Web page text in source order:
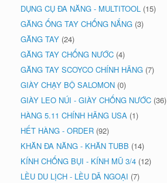
DỤNG CỤ ĐA NĂNG - MULTITOOL (15)
GĂNG ỐNG TAY CHỐNG NẮNG (3)
GĂNG TAY (24)
GĂNG TAY CHỐNG NƯỚC (4)
GĂNG TAY SCOYCO CHÍNH HÃNG (7)
GIÀY CHẠY BỘ SALOMON (0)
GIÀY LEO NÚI - GIÀY CHỐNG NƯỚC (36)
HÀNG 5.11 CHÍNH HÃNG USA (1)
HẾT HÀNG - ORDER (92)
KHĂN ĐA NĂNG - KHĂN TUBB (14)
KÍNH CHỐNG BỤI - KÍNH MŨ 3/4 (12)
LỀU DU LỊCH - LỀU DÃ NGOẠI (7)